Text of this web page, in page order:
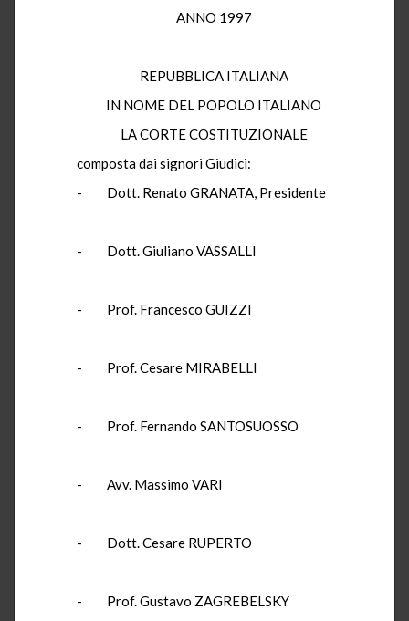
ANNO 1997
REPUBBLICA ITALIANA
IN NOME DEL POPOLO ITALIANO
LA CORTE COSTITUZIONALE
composta dai signori Giudici:
- Dott. Renato GRANATA, Presidente
- Dott. Giuliano VASSALLI
- Prof. Francesco GUIZZI
- Prof. Cesare MIRABELLI
- Prof. Fernando SANTOSUOSSO
- Avv. Massimo VARI
- Dott. Cesare RUPERTO
- Prof. Gustavo ZAGREBELSKY